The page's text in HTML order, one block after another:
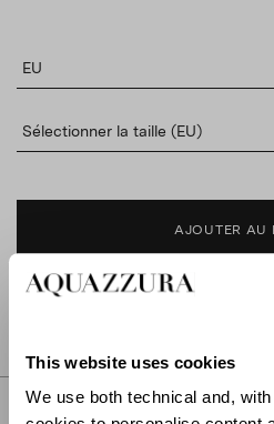
This website uses cookies
We use both technical and,
EU
Sélectionner la taille (EU)
DESCRIPTION